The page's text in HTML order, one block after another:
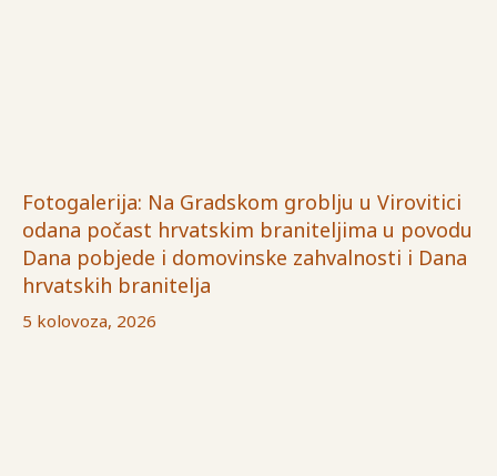
Fotogalerija: Na Gradskom groblju u Virovitici
odana počast hrvatskim braniteljima u povodu
Dana pobjede i domovinske zahvalnosti i Dana
hrvatskih branitelja
5 kolovoza, 2026